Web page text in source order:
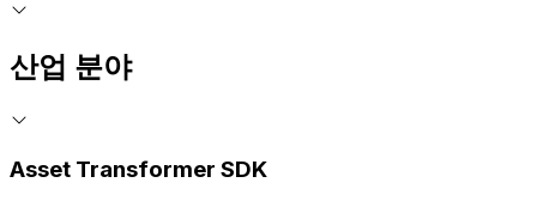
산업 분야
Asset Transformer SDK